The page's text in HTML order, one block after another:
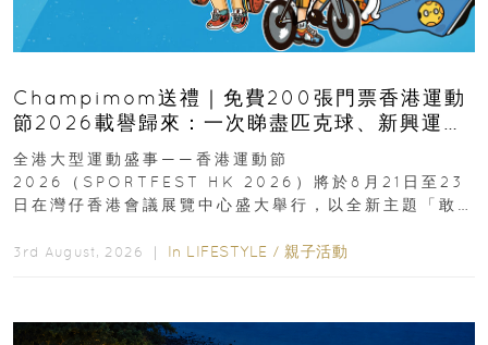
Champimom送禮｜免費200張門票香港運動
節2026載譽歸來：一次睇盡匹克球、新興運
動、街舞比賽＋逾百運動品牌展覽
全港大型運動盛事——香港運動節
2026（SPORTFEST HK 2026）將於8月21日至23
日在灣仔香港會議展覽中心盛大舉行，以全新主題「敢
3rd August, 2026 ｜ In LIFESTYLE / 親子活動